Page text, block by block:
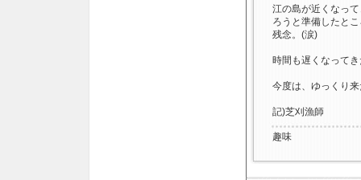
江の島が近くなっ
ろうと準備したと
残念。(涙)
時間も遅くなって
今度は、ゆっくり
記)芝刈漁師
趣味